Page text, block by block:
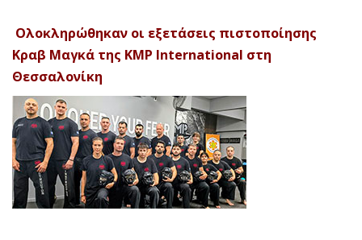
Ολοκληρώθηκαν οι εξετάσεις πιστοποίησης
Κραβ Μαγκά της KMP International στη
Θεσσαλονίκη